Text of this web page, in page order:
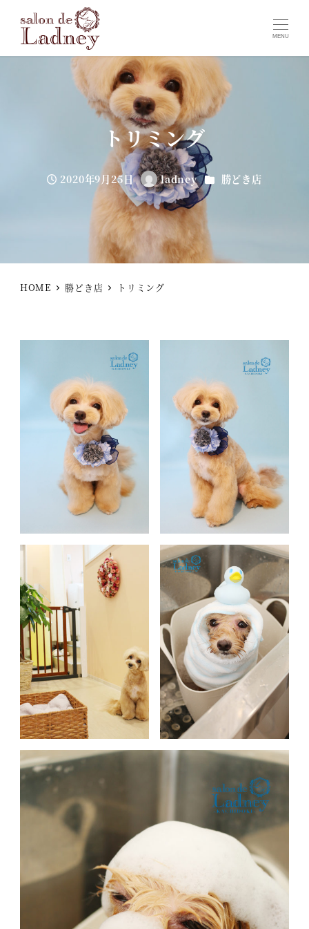
MENU
トリミング
投稿日
2020年9月25日
著
者
ladney カテゴリー
勝どき店
HOME 勝どき店 トリミング